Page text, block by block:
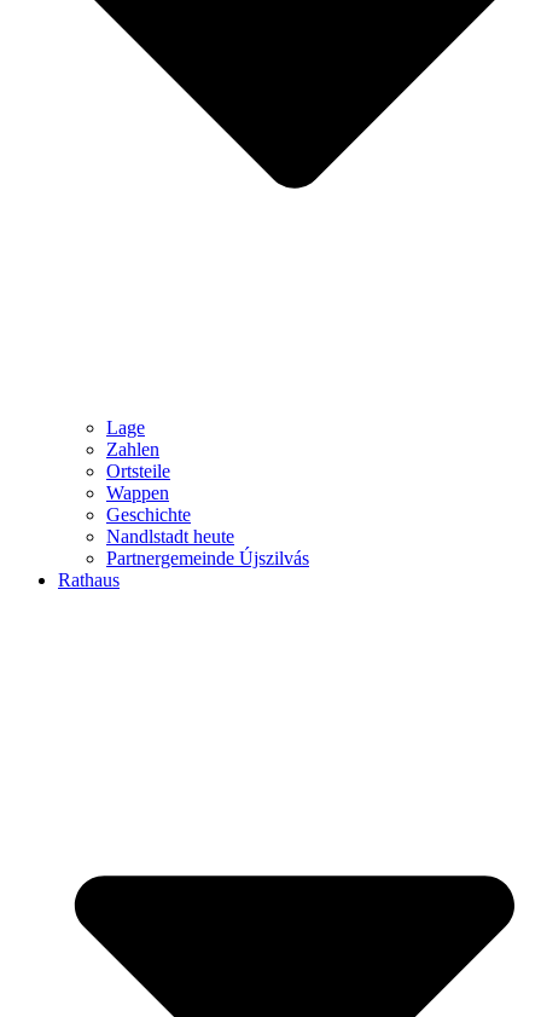
Lage
Zahlen
Ortsteile
Wappen
Geschichte
Nandlstadt heute
Partnergemeinde Újszilvás
Rathaus